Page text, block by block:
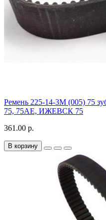
Ремень 225-14-3M (005) 75
75, 75АЕ, ИЖЕВСК 75
361.00 р.
В корзину